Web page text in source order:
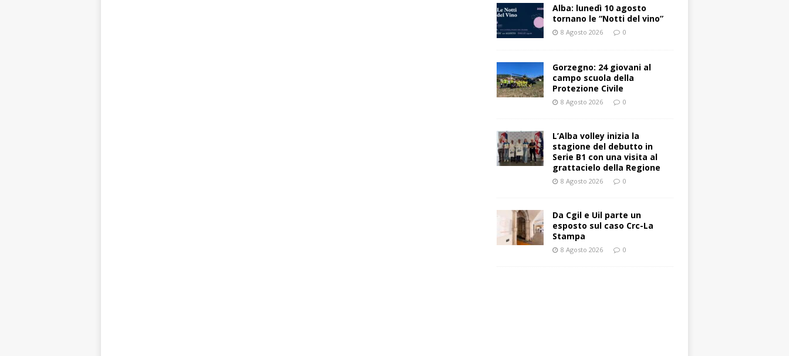
Alba: lunedì 10 agosto
tornano le “Notti del vino”
8 Agosto 2026 0
Gorzegno: 24 giovani al
campo scuola della
Protezione Civile
8 Agosto 2026 0
L’Alba volley inizia la
stagione del debutto in
Serie B1 con una visita al
grattacielo della Regione
8 Agosto 2026 0
Da Cgil e Uil parte un
esposto sul caso Crc-La
Stampa
8 Agosto 2026 0